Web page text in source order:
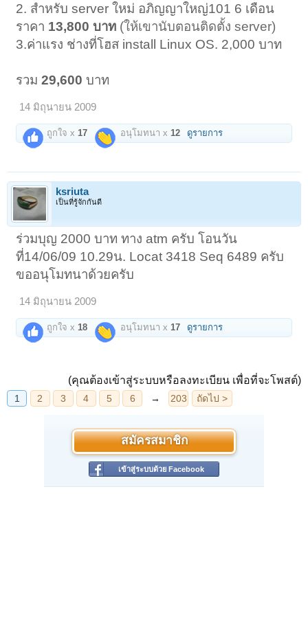
2. สำหรับ server ใหม่ อภิญญาใหญ่101 6 เดือน
ราคา 13,800 บาท (ให้เขานับตอนติดตั้ง server)
3.ค่าแรง ช่างที่โฮส install Linux OS. 2,000 บาท
รวม29,600บาท
14 มิถุนายน 2009
ถูกใจ x 17 อนุโมทนา x 12 ดูรายการ
ksriuta
เป็นที่รู้จักกันดี
ร่วมบุญ 2000 บาท ทาง atm ครับ โอนวัน
ที่14/06/09 10.29น. Locat 3418 Seq 6489 ครับ
ขออนุโมทนาด้วยครับ
14 มิถุนายน 2009
ถูกใจ x 18 อนุโมทนา x 17 ดูรายการ
(คุณต้องเข้าสู่ระบบหรือลงทะเบียน เพื่อที่จะโพสต์)
สมัครสมาชิก
เข้าสู่ระบบด้วย Facebook